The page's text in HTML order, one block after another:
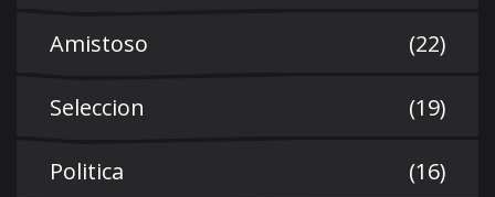
Amistoso (22)
Seleccion (19)
Politica (16)